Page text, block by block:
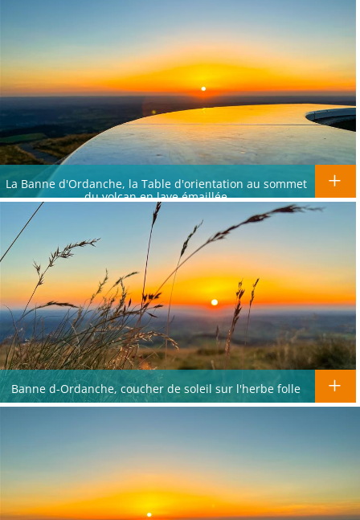
La Banne d'Ordanche, la Table d'orientation au sommet
du volcan en lave émaillée
Banne d-Ordanche, coucher de soleil sur l'herbe folle